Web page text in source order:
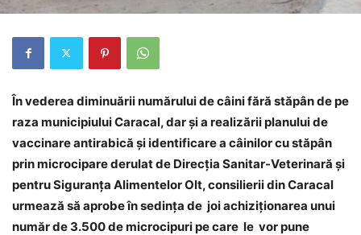
În vederea diminuării numărului de câini fără stăpân de pe
raza municipiului Caracal, dar și a realizării planului de
vaccinare antirabică şi identificare a câinilor cu stăpân
prin microcipare derulat de Direcţia Sanitar-Veterinară şi
pentru Siguranţa Alimentelor Olt, consilierii din Caracal
urmează să aprobe în sedinţa de joi achiziţionarea unui
număr de 3.500 de microcipuri pe care le vor pune